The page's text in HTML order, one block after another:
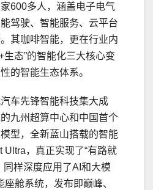
600多人，涵盖电子电气
驾驶、智能服务、云平台
其咖啡智能，更在行业内
生态”的智能化三大核心变
的智能生态体系。
车先锋智能科技集大成
九州超算中心和中国首个
型，全新蓝山搭载的智能
Ultra，真正实现了“有路就
同样深度应用了AI和大模
舱系统，发布即巅峰、